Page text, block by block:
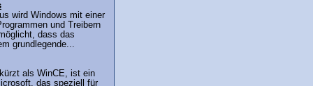
wird Windows mit einer
und Treibern
dass das
grundlegende...
als WinCE, ist ein
das speziell für